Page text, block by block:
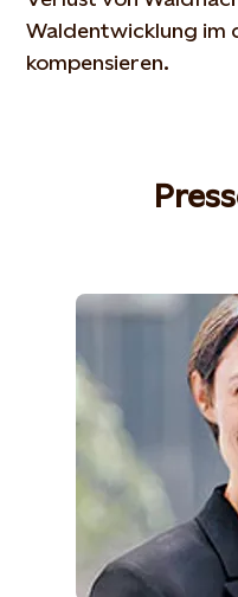
Waldentwicklung im
kompensieren.